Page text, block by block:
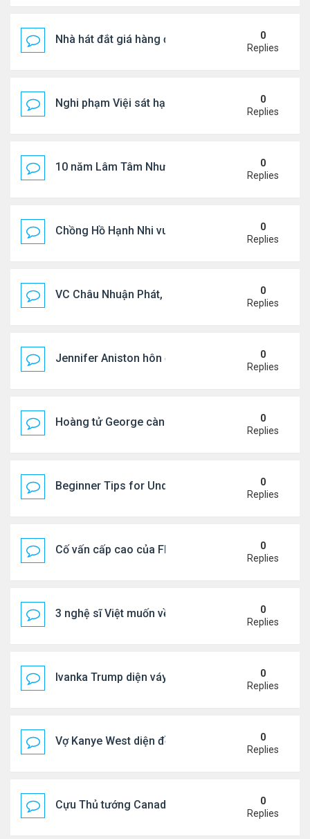
Nhà hát đắt giá hàng đầu tg ở VN
0
Replies
Nghi phạm Việi sát hại cụ bà 91 tuổi, phi tang xác
0
Replies
10 năm Lâm Tâm Như - Hoắc Kiến Hoa
0
Replies
Chồng Hồ Hạnh Nhi vui vẻ ôm người cũ của vợ
0
Replies
VC Châu Nhuận Phát, Lưu Gia Linh viếng vợ cũ ..
0
Replies
Jennifer Aniston hôn đắm đuối bạn trai trên du
0
Replies
Hoàng tử George càng lớn càng điển trai0
Replies
Beginner Tips for Understanding Diablo 4 Items
0
Replies
Cố vấn cấp cao của FIFA từ chức để phán đối
0
Replies
3 nghệ sĩ Việt muốn về VN nhưng số phận an bài
0
Replies
Ivanka Trump diện váy hở eo táo bạo, khoe vòng
0
Replies
Vợ Kanye West diện đồ xẻ bạo, dự tiệc ở đảo Ibiza
0
Replies
Cựu Thủ tướng Canada đắm đuối khóa môi Katy
0
Replies